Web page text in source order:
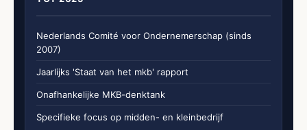
Nederlands Comité voor Ondernemerschap (sinds
2007)
Jaarlijks 'Staat van het mkb' rapport
Onafhankelijke MKB-denktank
Specifieke focus op midden- en kleinbedrijf